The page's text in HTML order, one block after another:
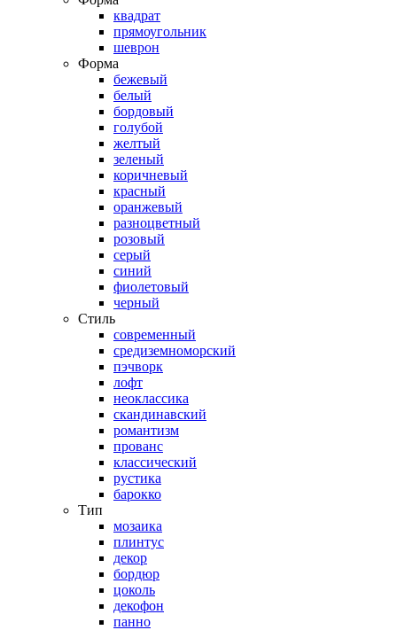
квадрат
прямоугольник
шеврон
Форма
бежевый
белый
бордовый
голубой
желтый
зеленый
коричневый
красный
оранжевый
разноцветный
розовый
серый
синий
фиолетовый
черный
Стиль
современный
средиземноморский
пэчворк
лофт
неоклассика
скандинавский
романтизм
прованс
классический
рустика
барокко
Тип
мозаика
плинтус
декор
бордюр
цоколь
декофон
панно